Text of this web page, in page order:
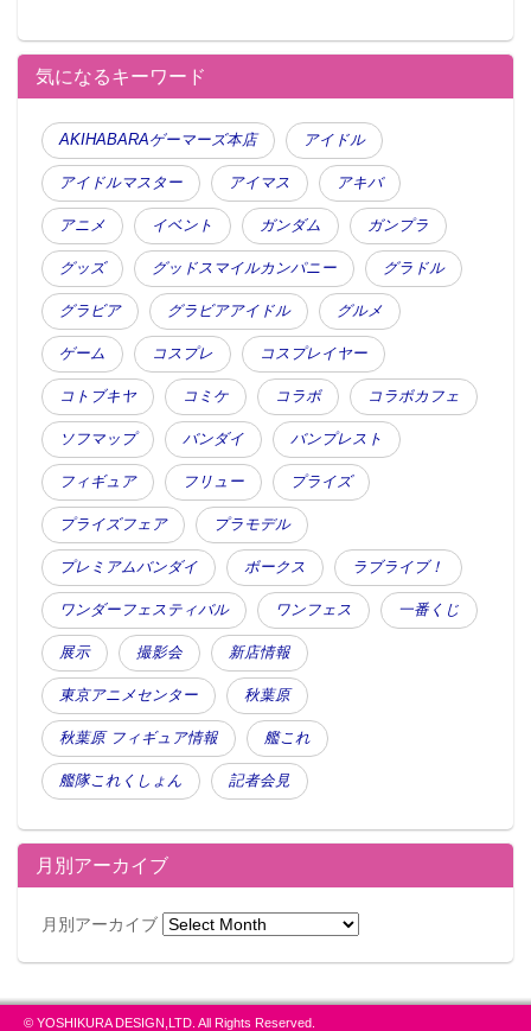
気になるキーワード
AKIHABARAゲーマーズ本店 アイドル
アイドルマスター アイマス アキバ
アニメ イベント ガンダム ガンプラ
グッズ グッドスマイルカンパニー グラドル
グラビア グラビアアイドル グルメ
ゲーム コスプレ コスプレイヤー
コトブキヤ コミケ コラボ コラボカフェ
ソフマップ バンダイ バンプレスト
フィギュア フリュー プライズ
プライズフェア プラモデル
プレミアムバンダイ ボークス ラブライブ！
ワンダーフェスティバル ワンフェス 一番くじ
展示 撮影会 新店情報
東京アニメセンター 秋葉原
秋葉原 フィギュア情報 艦これ
艦隊これくしょん 記者会見
月別アーカイブ
月別アーカイブ
© YOSHIKURA DESIGN,LTD. All Rights Reserved.